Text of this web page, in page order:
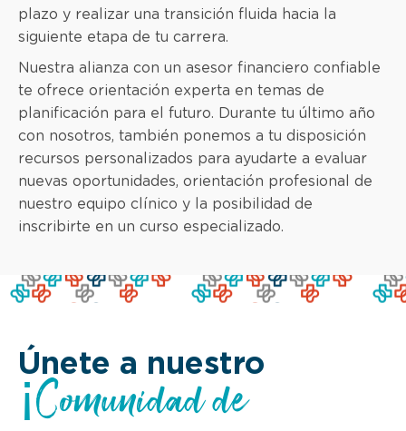
plazo y realizar una transición fluida hacia la
siguiente etapa de tu carrera.
Nuestra alianza con un asesor financiero confiable
te ofrece orientación experta en temas de
planificación para el futuro. Durante tu último año
con nosotros, también ponemos a tu disposición
recursos personalizados para ayudarte a evaluar
nuevas oportunidades, orientación profesional de
nuestro equipo clínico y la posibilidad de
inscribirte en un curso especializado.
Únete a nuestro
¡Comunidad de